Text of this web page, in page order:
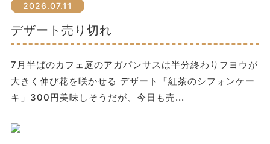
2026.07.11
デザート売り切れ
7月半ばのカフェ庭のアガパンサスは半分終わりフヨウが
大きく伸び花を咲かせる デザート「紅茶のシフォンケー
キ」300円美味しそうだが、今日も売...